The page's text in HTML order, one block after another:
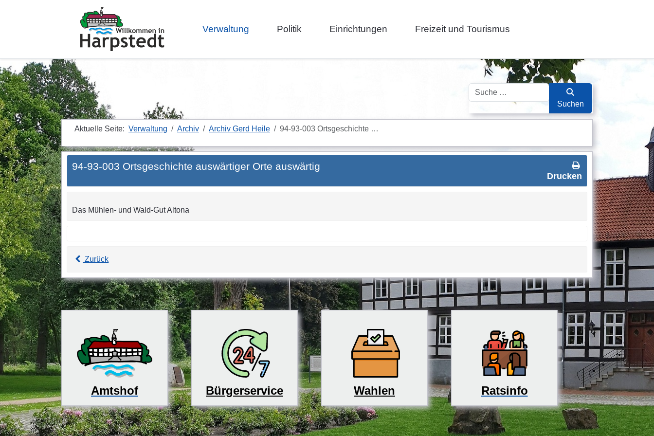
Verwaltung Politik Einrichtungen Freizeit und Tourismus
Suchen
Suchen
Aktuelle Seite: Verwaltung Archiv Archiv Gerd Heile 94-93-003 Ortsgeschichte …
Drucken
94-93-003 Ortsgeschichte auswärtiger Orte auswärtig
Das Mühlen- und Wald-Gut Altona
Zurück
Amtshof Bürgerservice Wahlen Ratsinfo